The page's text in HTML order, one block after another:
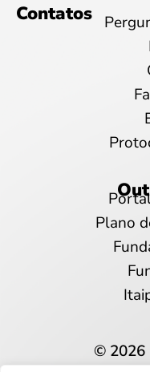
Contatos
Plano
© 2026